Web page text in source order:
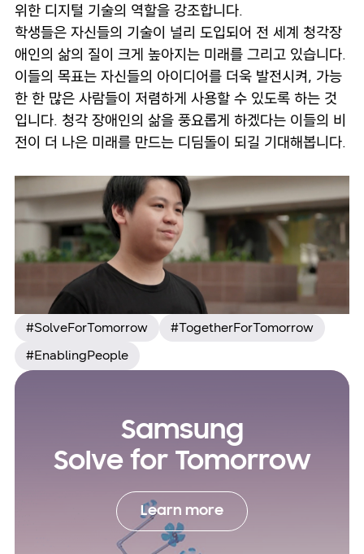
위한 디지털 기술의 역할을 강조합니다.
학생들은 자신들의 기술이 널리 도입되어 전 세계 청각장
애인의 삶의 질이 크게 높아지는 미래를 그리고 있습니다.
이들의 목표는 자신들의 아이디어를 더욱 발전시켜, 가능
한 한 많은 사람들이 저렴하게 사용할 수 있도록 하는 것
입니다. 청각 장애인의 삶을 풍요롭게 하겠다는 이들의 비
전이 더 나은 미래를 만드는 디딤돌이 되길 기대해봅니다.
#SolveForTomorrow
#TogetherForTomorrow
#EnablingPeople
Samsung
Solve for Tomorrow
Learn more